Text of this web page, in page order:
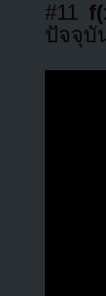
#11
ปัจจุบั